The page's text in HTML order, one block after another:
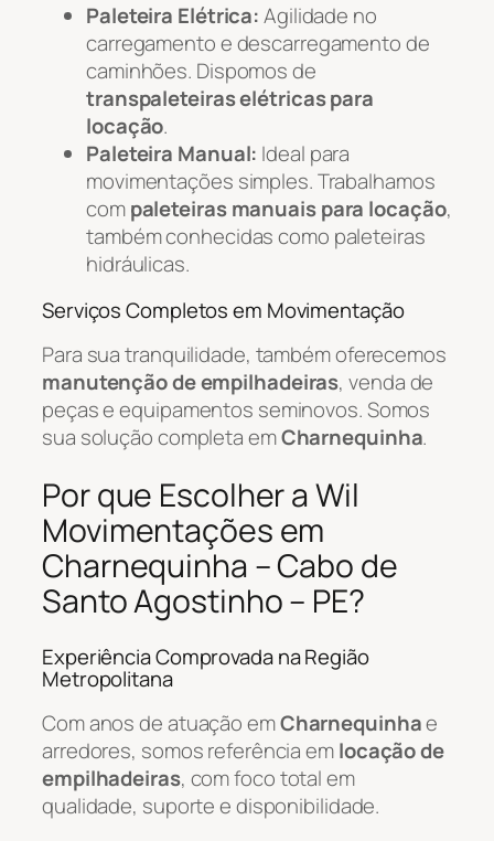
Paleteira Elétrica:Agilidade no
carregamento e descarregamento de
caminhões. Dispomos de
transpaleteiras elétricas para
locação.
Paleteira Manual: Ideal para
movimentações simples. Trabalhamos
compaleteiras manuais para locação,
também conhecidas como paleteiras
hidráulicas.
Serviços Completos em Movimentação
Para sua tranquilidade, também oferecemos
manutenção de empilhadeiras, venda de
peças e equipamentos seminovos. Somos
sua solução completa emCharnequinha.
Por que Escolher a Wil
Movimentações em
Charnequinha – Cabo de
Santo Agostinho – PE?
Experiência Comprovada na Região
Metropolitana
Com anos de atuação emCharnequinhae
arredores, somos referência emlocação de
empilhadeiras, com foco total em
qualidade, suporte e disponibilidade.